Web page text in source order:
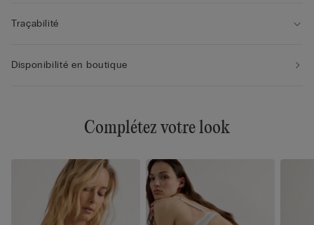
Traçabilité
Disponibilité en boutique
Complétez votre look